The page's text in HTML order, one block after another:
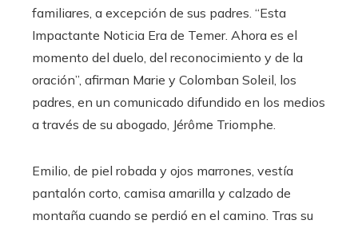
familiares, a excepción de sus padres. “Esta
Impactante Noticia Era de Temer. Ahora es el
momento del duelo, del reconocimiento y de la
oración”, afirman Marie y Colomban Soleil, los
padres, en un comunicado difundido en los medios
a través de su abogado, Jérôme Triomphe.
Emilio, de piel robada y ojos marrones, vestía
pantalón corto, camisa amarilla y calzado de
montaña cuando se perdió en el camino. Tras su